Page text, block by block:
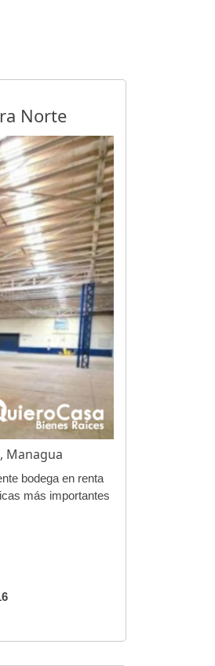
Norte
Managua
bodega en renta
más importantes